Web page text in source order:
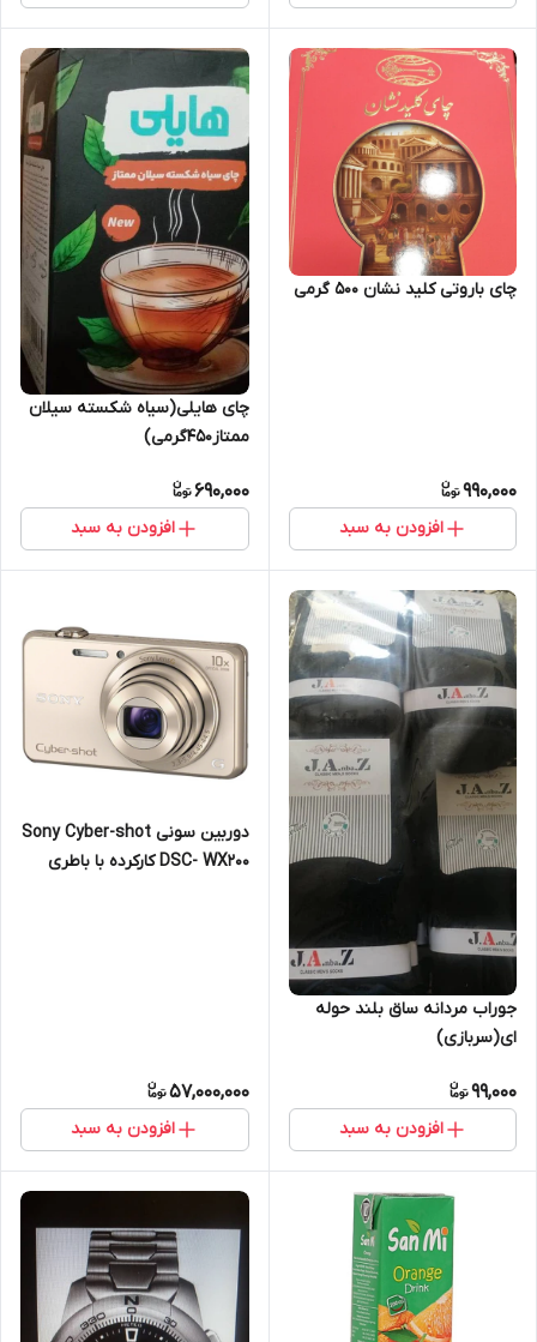
چای باروتی کلید نشان ۵۰۰ گرمی
990,000
افزودن به سبد
چای هایلی(سیاه شکسته سیلان
ممتاز۴۵۰گرمی)
690,000
افزودن به سبد
جوراب مردانه ساق بلند حوله
ای(سربازی)
99,000
افزودن به سبد
دوربین سونی Sony Cyber-shot
DSC- WX200 کارکرده با باطری
57,000,000
افزودن به سبد